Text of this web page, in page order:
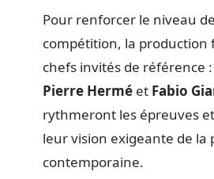
Pour renforcer le niveau
compétition, la production
chefs invités de référence :
Pierre Hermé et Fabio
rythmeront les épreuves
leur vision exigeante de la
contemporaine.